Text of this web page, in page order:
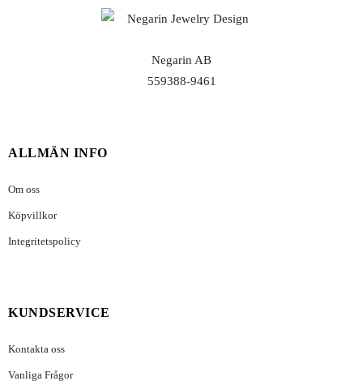
Negarin AB
559388-9461
ALLMÄN INFO
Om oss
Köpvillkor
Integritetspolicy
KUNDSERVICE
Kontakta oss
Vanliga Frågor